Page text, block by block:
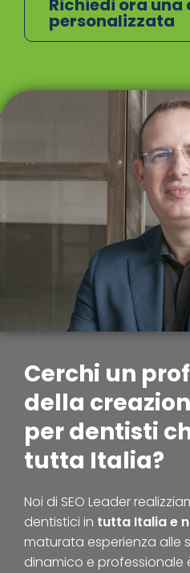
Richiedi ora una
personalizzata
Cerchi un
della
per dentisti
tutta Italia?
Noi di SEO Leader
dentistici in tutta Italia e
maturata esperienza alle
dinamico e